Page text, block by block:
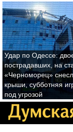
Удар по Одессе:
пострадавших, на
«Черноморец»
крыши, субботняя
под угрозой